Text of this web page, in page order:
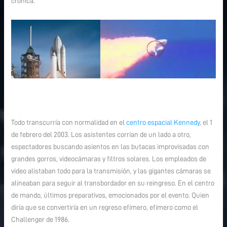
Todo transcurría con normalidad en elcentro espacial Kennedy, el 1
de febrero del 2003. Los asistentes corrían de un lado a otro,
espectadores buscando asientos en las butacas improvisadas con
grandes gorros, videocámaras y filtros solares. Los empleados de
video alistaban todo para la transmisión, y las gigantes cámaras se
alineaban para seguir al transbordador en su reingreso. En el centro
de mando, últimos preparativos, emocionados por el evento. Quien
diría que se convertiría en un regreso efímero, efímero como el
Challenger de 1986.